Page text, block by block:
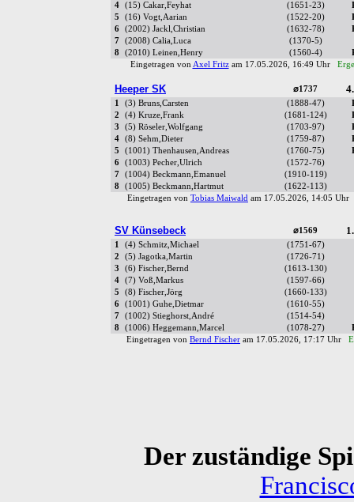
4
(15) Cakar,Feyhat (1651-23)
5
(16) Vogt,Aarian (1522-20)
6
(2002) Jackl,Christian (1632-78)
7
(2008) Calia,Luca
(1370-5)
8
(2010) Leinen,Henry (1560-4)
Eingetragen vonAxel Fritzam 17.05.2026, 16:49 Uhr
Heeper SK ⌀1737
1 (3) Bruns,Carsten (1888-47)
2
(4) Kruze,Frank (1681-124)
3
(5) Röseler,Wolfgang (1703-97)
4
(8) Sehm,Dieter (1759-87)
5
(1001) Thenhausen,Andreas (1760-75)
6
(1003) Pecher,Ulrich
(1572-76)
7
(1004) Beckmann,Emanuel
(1910-119)
8
(1005) Beckmann,Hartmut
(1622-113)
Eingetragen von Tobias Maiwald am 17.05.2026, 14:05
SV Künsebeck ⌀1569
1 (4) Schmitz,Michael
(1751-67)
2
(5) Jagotka,Martin
(1726-71)
3
(6) Fischer,Bernd
(1613-130)
4
(7) Voß,Markus
(1597-66)
5
(8) Fischer,Jörg
(1660-133)
6
(1001) Guhe,Dietmar
(1610-55)
7
(1002) Stieghorst,André
(1514-54)
8
(1006) Heggemann,Marcel (1078-27)
Eingetragen von Bernd Fischer am 17.05.2026, 17:17 Uhr
Der zuständige